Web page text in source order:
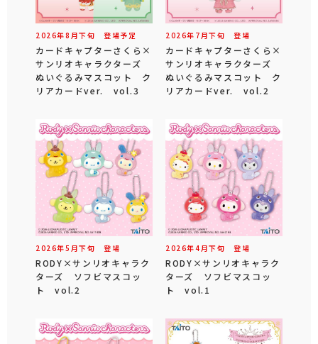
2026年8 月下旬 登場予定
カードキャプターさくら×
サンリオキャラクターズ
ぬいぐるみマスコット ク
リアカードver. vol.3
2026年 7 月下旬 登場
カードキャプターさくら×
サンリオキャラクターズ
ぬいぐるみマスコット ク
リアカードver. vol.2
2026年5 月下旬 登場
RODY×サンリオキャラク
ターズ ソフビマスコッ
ト vol.2
2026年4 月下旬 登場
RODY×サンリオキャラク
ターズ ソフビマスコッ
ト vol.1